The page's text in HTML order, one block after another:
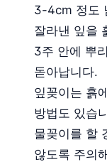
3-4cm 정도
잘라낸 잎을
3주 안에 뿌
돋아납니다.
잎꽂이는 흙
방법도 있습
물꽂이를 할
않도록 주의